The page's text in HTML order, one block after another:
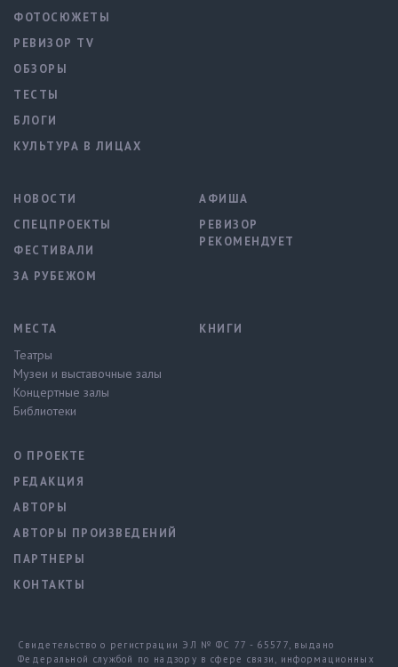
ФОТОСЮЖЕТЫ
РЕВИЗОР TV
ОБЗОРЫ
ТЕСТЫ
БЛОГИ
КУЛЬТУРА В ЛИЦАХ
НОВОСТИ
СПЕЦПРОЕКТЫ
ФЕСТИВАЛИ
ЗА РУБЕЖОМ
АФИША
РЕВИЗОР
РЕКОМЕНДУЕТ
МЕСТА
Театры
Музеи и выставочные залы
Концертные залы
Библиотеки
КНИГИ
О ПРОЕКТЕ
РЕДАКЦИЯ
АВТОРЫ
АВТОРЫ ПРОИЗВЕДЕНИЙ
ПАРТНЕРЫ
КОНТАКТЫ
Свидетельство о регистрации ЭЛ № ФС 77 - 65577, выдано
Федеральной службой по надзору в сфере связи, информационных